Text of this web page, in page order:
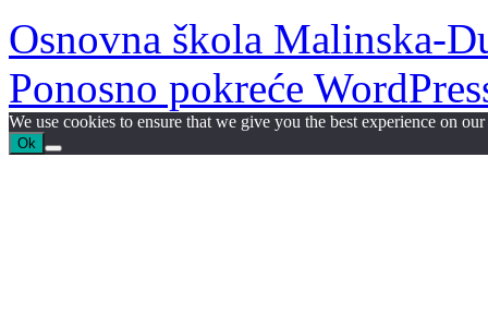
Osnovna škola Malinska-
Ponosno pokreće
We use cookies to ensure that we give you the best experience on
Ok